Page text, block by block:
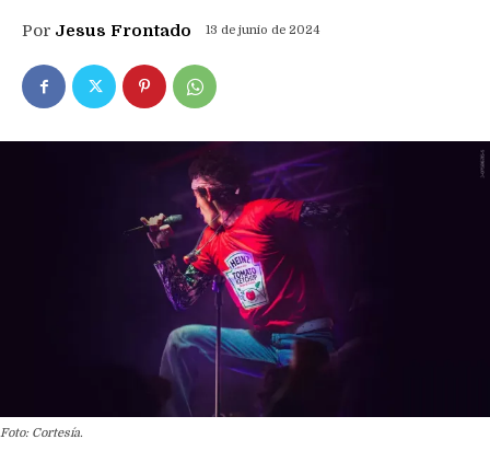
Por Jesus Frontado 13 de junio de 2024
Foto: Cortesía.